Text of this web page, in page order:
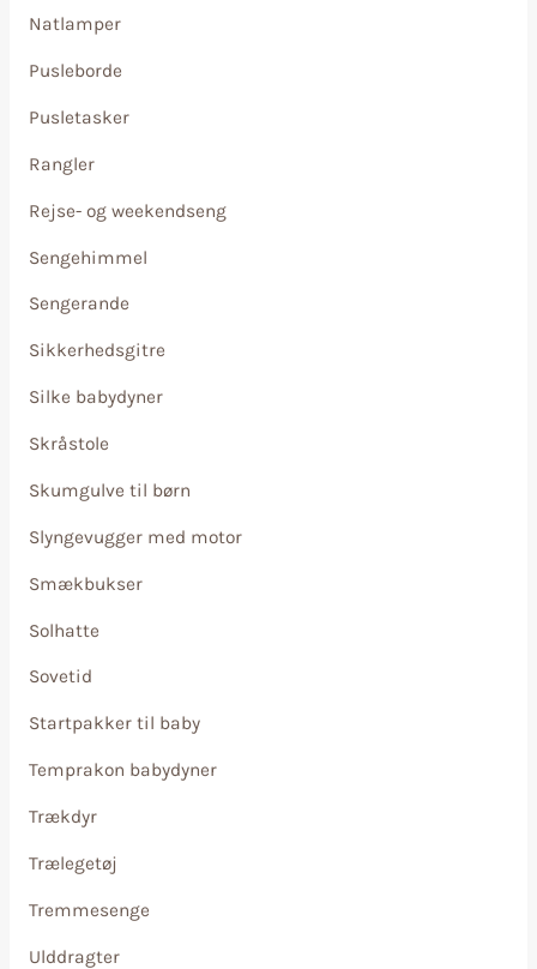
Natlamper
Pusleborde
Pusletasker
Rangler
Rejse- og weekendseng
Sengehimmel
Sengerande
Sikkerhedsgitre
Silke babydyner
Skråstole
Skumgulve til børn
Slyngevugger med motor
Smækbukser
Solhatte
Sovetid
Startpakker til baby
Temprakon babydyner
Trækdyr
Trælegetøj
Tremmesenge
Ulddragter